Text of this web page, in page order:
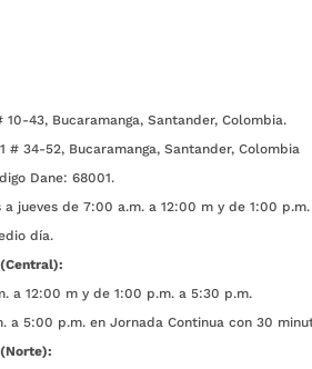
10-43, Bucaramanga, Santander, Colombia.
# 34-52, Bucaramanga, Santander, Colombia
Dane: 68001.
a jueves de 7:00 a.m. a 12:00 m y de 1:00
día.
12:00 m y de 1:00 p.m. a 5:30 p.m.
p.m. en Jornada Continua con 30